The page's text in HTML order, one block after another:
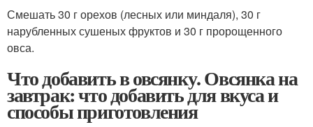
Смешать 30 г орехов (лесных или миндаля), 30 г
нарубленных сушеных фруктов и 30 г пророщенного
овса.
Что добавить в овсянку. Овсянка на
завтрак: что добавить для вкуса и
способы приготовления